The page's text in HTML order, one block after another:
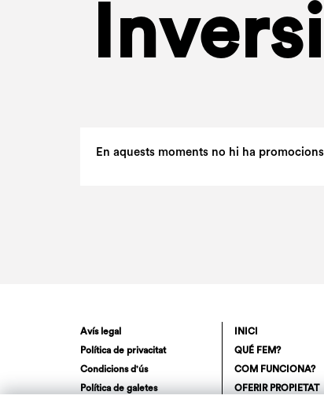
En aquests moments no hi ha
Avís legal
Política de privacitat
Condicions d'ús
Política de galetes
INICI
QUÉ FEM?
COM FUNCIONA?
OFERIR PROPIETAT